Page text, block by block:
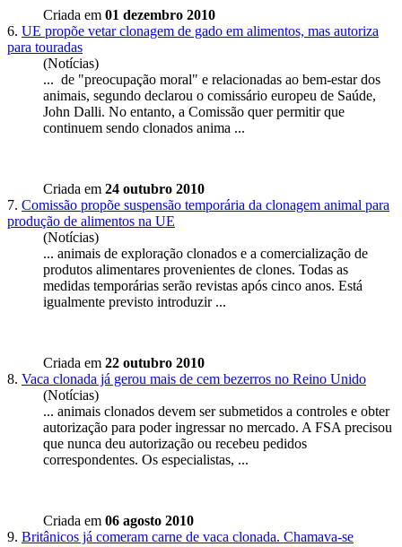
Criada em 01 dezembro 2010
6. UE propõe vetar clonagem de gado em alimentos, mas autoriza
para touradas
(Notícias)
... de "preocupação moral" e relacionadas ao bem-estar dos
animais, segundo declarou o comissário europeu de Saúde,
John Dalli. No entanto, a Comissão quer permitir que
continuem sendo clonados anima ...
Criada em 24 outubro 2010
7. Comissão propõe suspensão temporária da clonagem animal para
produção de alimentos na UE
(Notícias)
... animais de exploração clonados e a comercialização de
produtos alimentares provenientes de clones. Todas as
medidas temporárias serão revistas após cinco anos. Está
igualmente previsto introduzir ...
Criada em 22 outubro 2010
8. Vaca clonada já gerou mais de cem bezerros no Reino Unido
(Notícias)
... animais clonados devem ser submetidos a controles e obter
autorização para poder ingressar no mercado. A FSA precisou
que nunca deu autorização ou recebeu pedidos
correspondentes. Os especialistas, ...
Criada em 06 agosto 2010
9. Britânicos já comeram carne de vaca clonada. Chamava-se